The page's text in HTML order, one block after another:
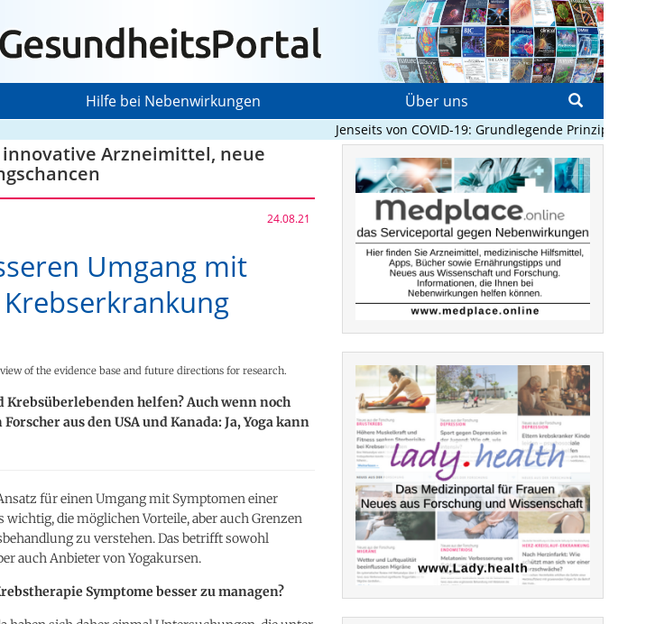
Hilfe bei Nebenwirkungen Über uns
Jenseits von COVID-19: Grundlegende Prinzipien, die
Arzneimittel, neue
24.08.21
Umgang mit
of the evidence base and future directions for research.
Krebsüberlebenden helfen? Auch wenn noch
aus den USA und Kanada: Ja, Yoga kann
für einen Umgang mit Symptomen einer
die möglichen Vorteile, aber auch Grenzen
zu verstehen. Das betrifft sowohl
auch Anbieter von Yogakursen.
Symptome besser zu managen?